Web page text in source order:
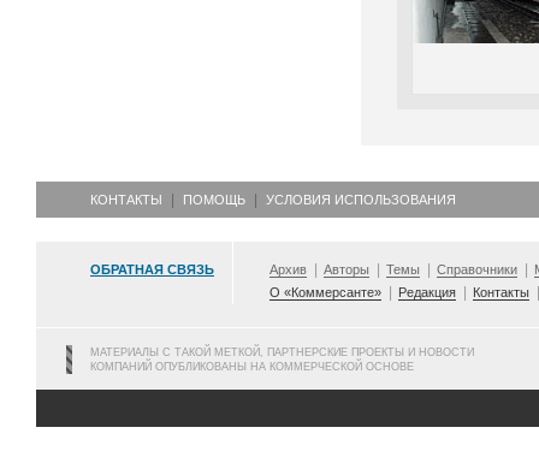
КОНТАКТЫ ПОМОЩЬ УСЛОВИЯ ИСПОЛЬЗОВАНИЯ
ОБРАТНАЯ СВЯЗЬ Архив Авторы Темы Справочники
О «Коммерсанте»
Редакция Контакты
МАТЕРИАЛЫ С ТАКОЙ МЕТКОЙ, ПАРТНЕРСКИЕ ПРОЕКТЫ И НОВОСТИ
КОМПАНИЙ ОПУБЛИКОВАНЫ НА КОММЕРЧЕСКОЙ ОСНОВЕ